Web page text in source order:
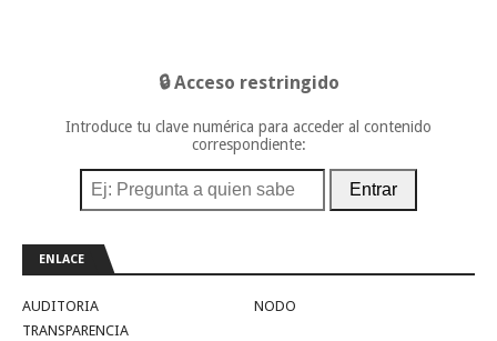
🔒 Acceso restringido
Introduce tu clave numérica para acceder al contenido
correspondiente:
Entrar
ENLACE
AUDITORIA
NODO
TRANSPARENCIA